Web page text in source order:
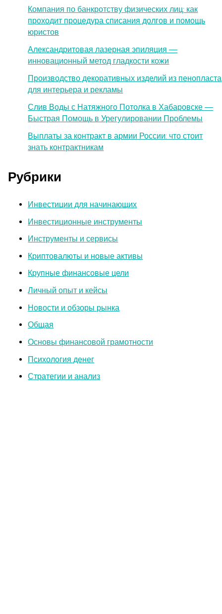
Компания по банкротству физических лиц: как
проходит процедура списания долгов и помощь
юристов
Александритовая лазерная эпиляция —
инновационный метод гладкости кожи
Производство декоративных изделий из пенопласта
для интерьера и рекламы
Слив Воды с Натяжного Потолка в Хабаровске —
Быстрая Помощь в Урегулировании Проблемы
Выплаты за контракт в армии России: что стоит
знать контрактникам
Рубрики
Инвестиции для начинающих
Инвестиционные инструменты
Инструменты и сервисы
Криптовалюты и новые активы
Крупные финансовые цели
Личный опыт и кейсы
Новости и обзоры рынка
Общая
Основы финансовой грамотности
Психология денег
Стратегии и анализ